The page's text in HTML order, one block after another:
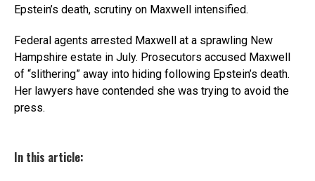
Epstein’s death, scrutiny on Maxwell intensified.
Federal agents arrested Maxwell at a sprawling New
Hampshire estate in July. Prosecutors accused Maxwell
of “slithering” away into hiding following Epstein’s death.
Her lawyers have contended she was trying to avoid the
press.
In this article: